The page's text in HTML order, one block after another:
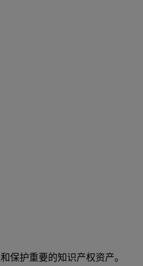
保护重要的知识产权资产。